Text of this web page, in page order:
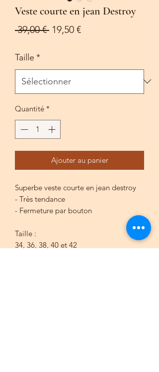
Veste courte en jean Destroy
39,00 € Prix
19,50 €Prix
Taille *
Quantité *
Ajouter au panier
Superbe veste courte en jean destroy
- Très tendance
- Fermeture par bouton
Taille :
34, 36, 38, 40 et 42